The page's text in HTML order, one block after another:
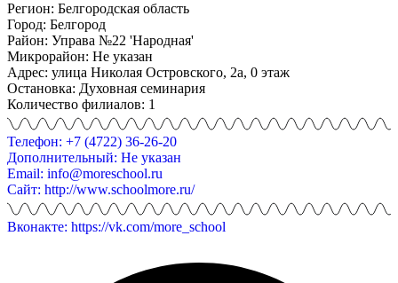
Регион: Белгородская область
Город: Белгород
Район: Управа №22 'Народная'
Микрорайон: Не указан
Адрес: улица Николая Островского, 2а, 0 этаж
Остановка: Духовная семинария
Количество филиалов: 1
Телефон: +7 (4722) 36-26-20
Дополнительный: Не указан
Email: info@moreschool.ru
Сайт: http://www.schoolmore.ru/
Вконакте: https://vk.com/more_school